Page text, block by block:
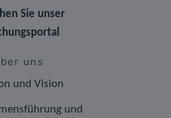
Sie unser
uns
und Vision
und